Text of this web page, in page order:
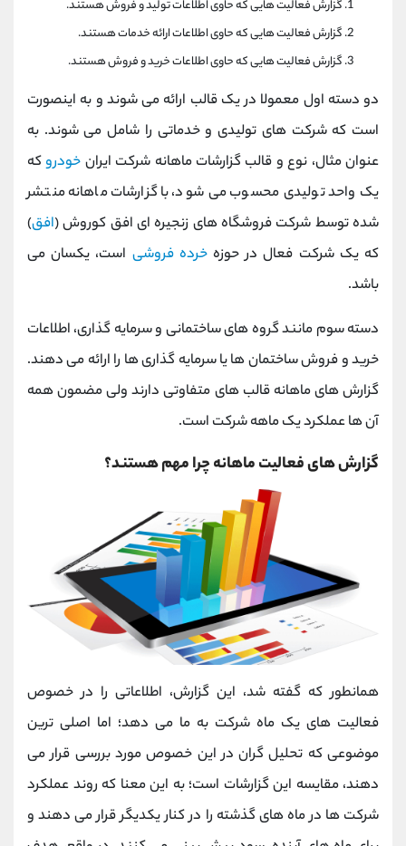
گزارش فعالیت هایی که حاوی اطلاعات تولید و فروش هستند.
گزارش فعالیت هایی که حاوی اطلاعات ارائه خدمات هستند.
گزارش فعالیت هایی که حاوی اطلاعات خرید و فروش هستند.
دو دسته اول معمولا در یک قالب ارائه می شوند و به اینصورت
است که شرکت های تولیدی و خدماتی را شامل می شوند. به
عنوان مثال، نوع و قالب گزارشات ماهانه شرکت ایران خودروکه
یک واحد تولیدی محسوب می شود، با گزارشات ماهانه منتشر
شده توسط شرکت فروشگاه های زنجیره ای افق کوروش (افق)
که یک شرکت فعال در حوزهخرده فروشی است، یکسان می
باشد.
دسته سوم مانند گروه های ساختمانی و سرمایه گذاری، اطلاعات
خرید و فروش ساختمان ها یا سرمایه گذاری ها را ارائه می دهند.
گزارش های ماهانه قالب های متفاوتی دارند ولی مضمون همه
آن ها عملکرد یک ماهه شرکت است.
گزارش های فعالیت ماهانه چرا مهم هستند؟
همانطور که گفته شد، این گزارش، اطلاعاتی را در خصوص
فعالیت های یک ماه شرکت به ما می دهد؛ اما اصلی ترین
موضوعی که تحلیل گران در این خصوص مورد بررسی قرار می
دهند، مقایسه این گزارشات است؛ به این معنا که روند عملکرد
شرکت ها در ماه های گذشته را در کنار یکدیگر قرار می دهند و